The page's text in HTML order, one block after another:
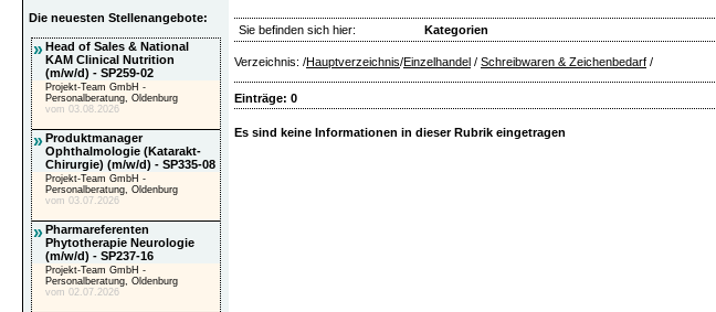
Die neuesten Stellenangebote:
»Head of Sales & National
KAM Clinical Nutrition
(m/w/d) - SP259-02
Projekt-Team GmbH -
Personalberatung, Oldenburg
vom 03.08.2026
»Produktmanager
Ophthalmologie (Katarakt-
Chirurgie) (m/w/d) - SP335-08
Projekt-Team GmbH -
Personalberatung, Oldenburg
vom 03.07.2026
»Pharmareferenten
Phytotherapie Neurologie
(m/w/d) - SP237-16
Projekt-Team GmbH -
Personalberatung, Oldenburg
vom 02.07.2026
Sie befinden sich hier: Kategorien
Verzeichnis: /Hauptverzeichnis/Einzelhandel / Schreibwaren & Zeichenbedarf /
Einträge: 0
Es sind keine Informationen in dieser Rubrik eingetragen